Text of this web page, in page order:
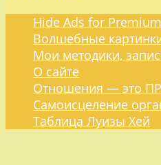
Hide Ads for
Волшебные
Мои методики,
О сайте
Отношения — это
Самоисцеление
Таблица Луизы Хей